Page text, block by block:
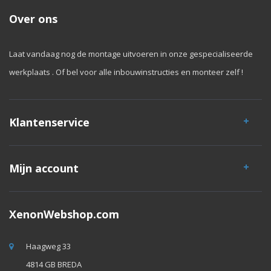
Over ons
Laat vandaag nog de montage uitvoeren in onze gespecialiseerde
werkplaats . Of bel voor alle inbouwinstructies en monteer zelf !
Klantenservice
Mijn account
XenonWebshop.com
Haagweg 33
4814 GB BREDA